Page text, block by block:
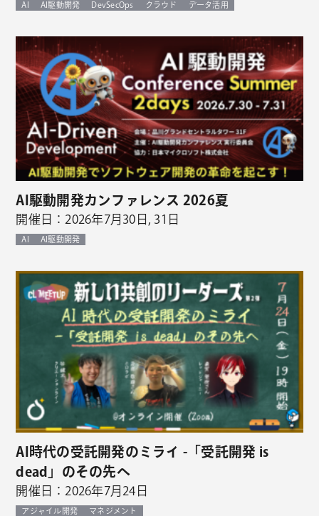
AI AI駆動開発 DevSecOps クラウド データ活用
AI駆動開発カンファレンス 2026夏
開催日：2026年7月30日, 31日
AI AI駆動開発
AI時代の受託開発のミライ -「受託開発 is
dead」のその先へ
開催日：2026年7月24日
アジャイル開発 マネジメント